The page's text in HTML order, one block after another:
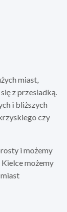
miast,
z przesiadką.
i bliższych
czy
i możemy
możemy